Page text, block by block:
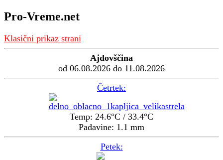
Pro-Vreme.net
Klasični prikaz strani
Ajdovščina
od 06.08.2026 do 11.08.2026
Četrtek:
Temp: 24.6°C / 33.4°C
Padavine: 1.1 mm
Petek: